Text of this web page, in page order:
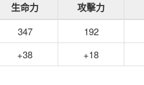
生命力 攻擊力
347 192
+38 +18